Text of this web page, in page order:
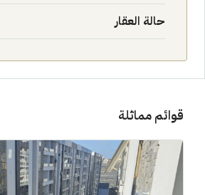
حالة العقار
قوائم مماثلة